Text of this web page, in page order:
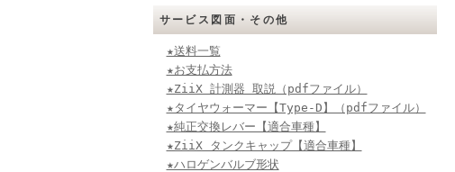
サービス図面・その他
★送料一覧
★お支払方法
★ZiiX 計測器 取説（pdfファイル）
★タイヤウォーマー【Type-D】（pdfファイル）
★純正交換レバー【適合車種】
★ZiiX タンクキャップ【適合車種】
★ハロゲンバルブ形状